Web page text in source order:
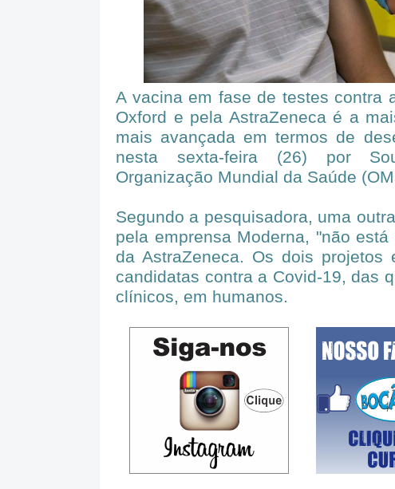
A vacina em fase de testes contra
Oxford e pela AstraZeneca é a
mais avançada em termos de
nesta sexta-feira (26) por
Organização Mundial da Saúde
Segundo a pesquisadora, uma
pela emprensa Moderna, "não
da AstraZeneca. Os dois
candidatas contra a Covid-19, das
clínicos, em humanos.